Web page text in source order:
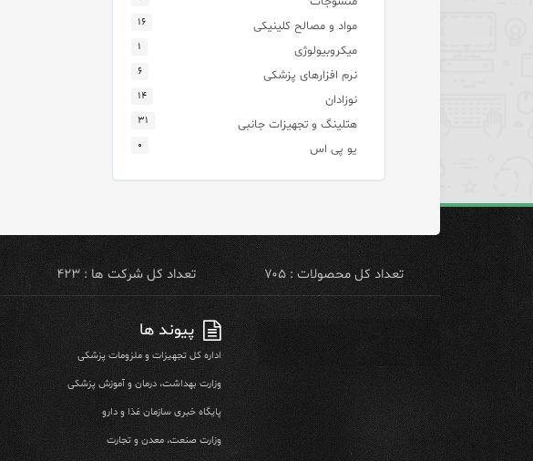
مواد و مصالح کلینیکی ۱۶
میکروبیولوژی ۱
نرم افزارهای پزشکی ۶
نوزادان ۱۴
هتلینگ و تجهیزات جانبی ۳۱
یو پی اس ۰
تعداد کل محصولات : ۷۰۵ تعداد کل شرکت ها : ۴۲۳
پیوند ها
اداره کل تجهیزات و ملزومات پزشکی
وزارت بهداشت، درمان و آموزش پزشکی
پایگاه خبری سازمان غذا و دارو
وزارت صنعت، معدن و تجارت